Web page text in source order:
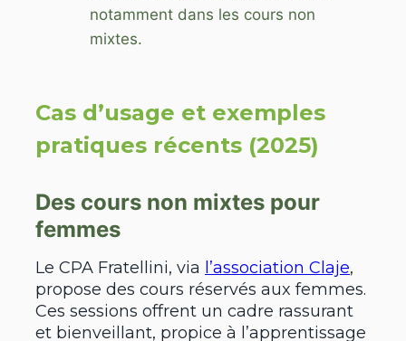
notamment dans les cours non
mixtes.
Cas d’usage et exemples
pratiques récents (2025)
Des cours non mixtes pour
femmes
Le CPA Fratellini, via l’association Claje,
propose des cours réservés aux femmes.
Ces sessions offrent un cadre rassurant
et bienveillant, propice à l’apprentissage